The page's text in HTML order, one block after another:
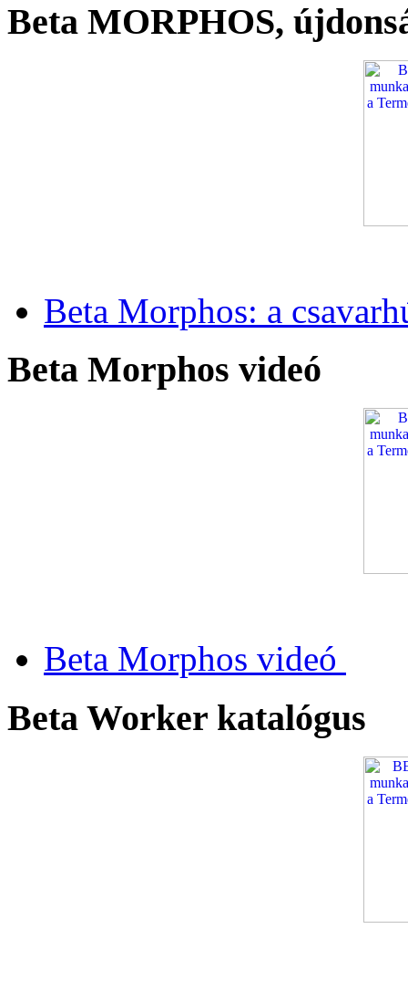
Beta MORPHOS,
Beta Morphos: a
Beta Morphos videó
Beta Morphos videó
Beta Worker katalógus